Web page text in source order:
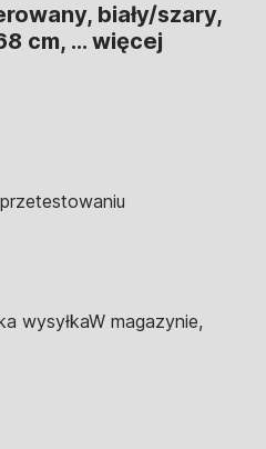
biały/szary,
cm, … więcej
wysyłkaW magazynie,